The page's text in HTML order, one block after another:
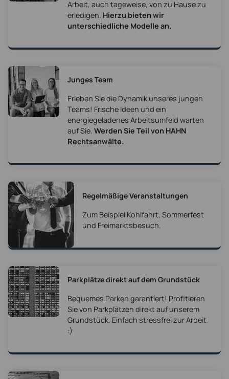
Arbeit, auch tageweise, von zu Hause zu
erledigen. Hierzu bieten wir
unterschiedliche Modelle an.
Junges Team
Erleben Sie die Dynamik unseres jungen
Teams! Frische Ideen und ein
energiegeladenes Arbeitsumfeld warten
auf Sie. Werden Sie Teil von HAHN
Rechtsanwälte.
Regelmäßige Veranstaltungen
Zum Beispiel Kohlfahrt, Sommerfest
und Freimarktsbesuch.
Parkplätze direkt auf dem Grundstück
Bequemes Parken garantiert! Profitieren
Sie von Parkplätzen direkt auf unserem
Grundstück. Einfach stressfrei zur Arbeit
:)